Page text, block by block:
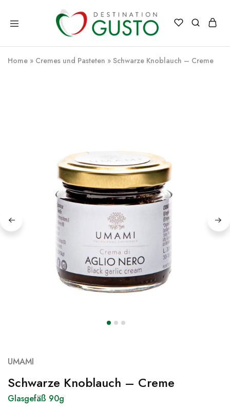
Destination
Gusto
Italienische
Exzellenz
–
100%
Home » Cremes und Pasteten » Schwarze Knoblauch – Creme
UMAMI
Schwarze Knoblauch – Creme
Glasgefäß 90g